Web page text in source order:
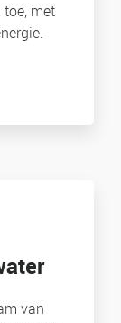
met
van